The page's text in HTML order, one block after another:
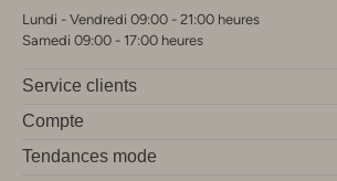
Lundi - Vendredi 09:00 - 21:00 heures
Samedi 09:00 - 17:00 heures
Service clients
Compte
Tendances mode